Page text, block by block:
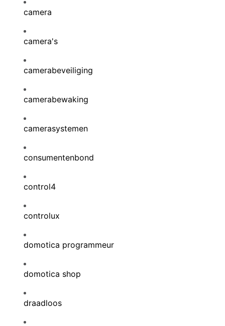
camera
camera's
camerabeveiliging
camerabewaking
camerasystemen
consumentenbond
control4
controlux
domotica programmeur
domotica shop
draadloos